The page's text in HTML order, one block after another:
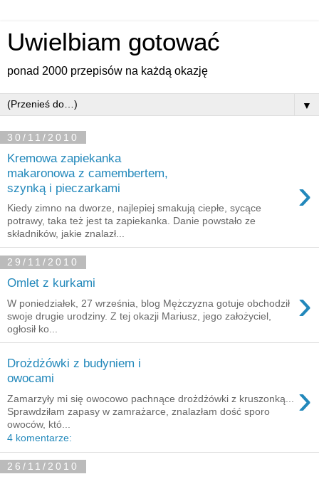
Uwielbiam gotować
ponad 2000 przepisów na każdą okazję
▼
30/11/2010
Kremowa zapiekanka
makaronowa z camembertem,
szynką i pieczarkami
›
Kiedy zimno na dworze, najlepiej smakują ciepłe, sycące
potrawy, taka też jest ta zapiekanka. Danie powstało ze
składników, jakie znalazł...
29/11/2010
Omlet z kurkami ›
W poniedziałek, 27 września, blog Mężczyzna gotuje obchodził
swoje drugie urodziny. Z tej okazji Mariusz, jego założyciel,
ogłosił ko...
Drożdżówki z budyniem i
owocami
›
Zamarzyły mi się owocowo pachnące drożdżówki z kruszonką...
Sprawdziłam zapasy w zamrażarce, znalazłam dość sporo
owoców, któ...
4 komentarze:
26/11/2010